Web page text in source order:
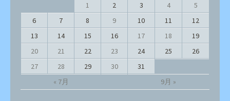
« 7月 9月 »
1 2 3 4
5
6
7 8 9 10 11
12
13
14 15 16 17 18
19
20
21 22 23 24 25
26
27
28 29 30 31